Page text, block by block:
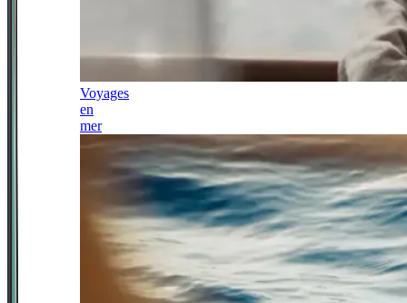
Voyages
en
mer